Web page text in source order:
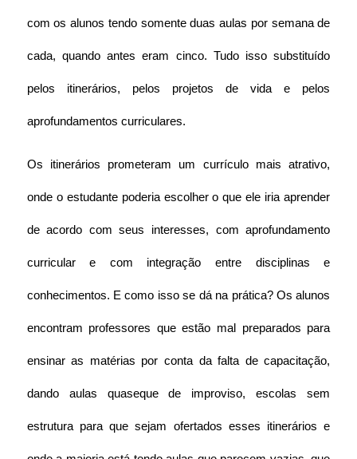
com os alunos tendo somente duas aulas por semana de
cada, quando antes eram cinco. Tudo isso substituído
pelos itinerários, pelos projetos de vida e pelos
aprofundamentos curriculares.
Os itinerários prometeram um currículo mais atrativo,
onde o estudante poderia escolher o que ele iria aprender
de acordo com seus interesses, com aprofundamento
curricular e com integração entre disciplinas e
conhecimentos. E como isso se dá na prática? Os alunos
encontram professores que estão mal preparados para
ensinar as matérias por conta da falta de capacitação,
dando aulas quaseque de improviso, escolas sem
estrutura para que sejam ofertados esses itinerários e